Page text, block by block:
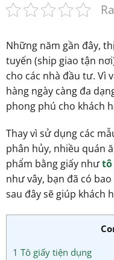
Những năm gần đây,
tuyến (ship giao tận
cho các nhà đầu tư. Vì
hàng ngày càng đa
phong phú cho khách
Thay vì sử dụng các
phân hủy, nhiều quán
phẩm bằng giấy nhưtô
như vây, bạn đã có
sau đây sẽ giúp khách
1 Tô giấy tiện dụng